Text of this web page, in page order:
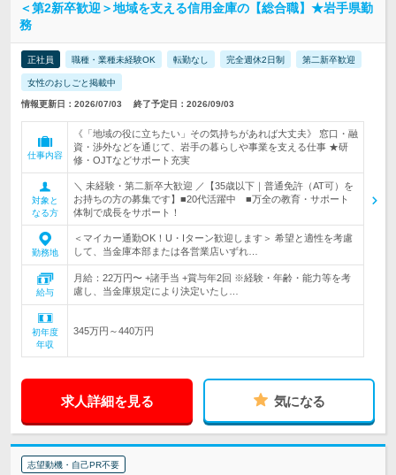
＜第2新卒歓迎＞地域を支える信用金庫の【総合職】★岩手県勤
務
正社員 職種・業種未経験OK 転勤なし 完全週休2日制 第二新卒歓迎
女性のおしごと掲載中
情報更新日：2026/07/03 終了予定日：2026/09/03
仕事内容
《「地域の役に立ちたい」その気持ちがあれば大丈夫》 窓口・融
資・渉外などを通じて、岩手の暮らしや事業を支える仕事 ★研
修・OJTなどサポート充実
対象と
なる方
＼ 未経験・第二新卒大歓迎 ／【35歳以下｜普通免許（AT可）を
お持ちの方の募集です】■20代活躍中 ■万全の教育・サポート
体制で成長をサポート！
勤務地
＜マイカー通勤OK！U・Iターン歓迎します＞ 希望と適性を考慮
して、当金庫本部または各営業店いずれ…
給与
月給：22万円〜 +諸手当 +賞与年2回 ※経験・年齢・能力等を考
慮し、当金庫規定により決定いたし…
初年度
年収
345万円～440万円
求人詳細を見る 気になる
志望動機・自己PR不要